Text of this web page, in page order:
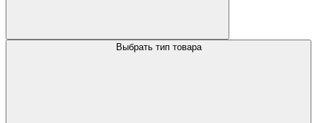
Выбрать тип товара